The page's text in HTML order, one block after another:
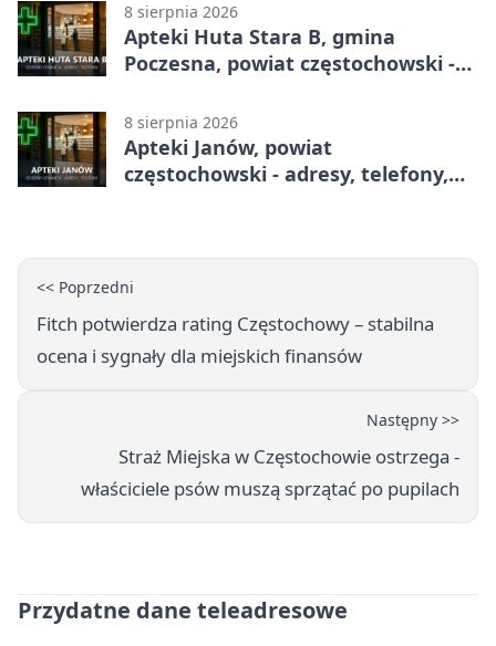
8 sierpnia 2026
Apteki Huta Stara B, gmina
Poczesna, powiat częstochowski -
8 sierpnia 2026
Apteki Janów, powiat
częstochowski - adresy, telefony,
<< Poprzedni
Fitch potwierdza rating Częstochowy – stabilna
ocena i sygnały dla miejskich finansów
Następny >>
Straż Miejska w Częstochowie ostrzega -
właściciele psów muszą sprzątać po pupilach
Przydatne dane teleadresowe